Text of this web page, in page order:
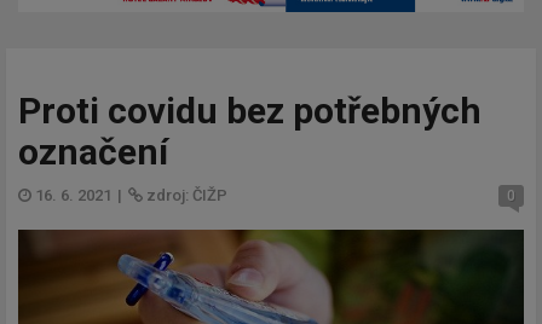
Proti covidu bez potřebných
označení
16. 6. 2021 | zdroj: ČIŽP 0